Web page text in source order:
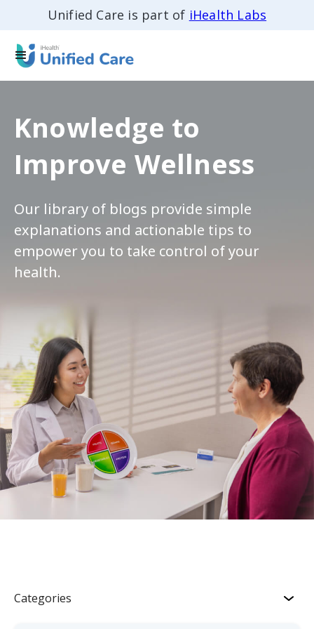
Unified Care is part of iHealth Labs
Knowledge to
Improve Wellness
Our library of blogs provide simple
explanations and actionable tips to
empower you to take control of your
health.
Categories